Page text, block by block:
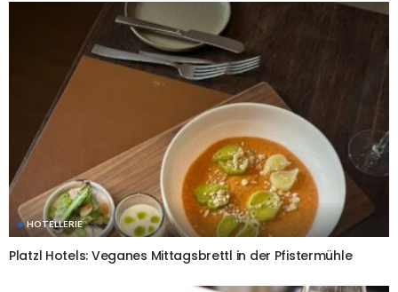
HOTELLERIE
Platzl Hotels: Veganes Mittagsbrettl in der Pfistermühle